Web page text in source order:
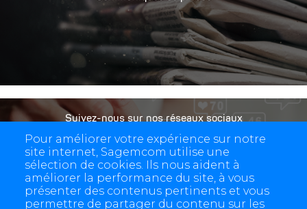
Suivez-nous sur nos réseaux sociaux
Pour améliorer votre expérience sur notre
site internet, Sagemcom utilise une
sélection de cookies. Ils nous aident à
améliorer la performance du site, à vous
présenter des contenus pertinents et vous
permettre de partager du contenu sur les